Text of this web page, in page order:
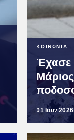
ΚΟΙΝΩΝΙΑ
Έχασε
01 Ιουν 2026